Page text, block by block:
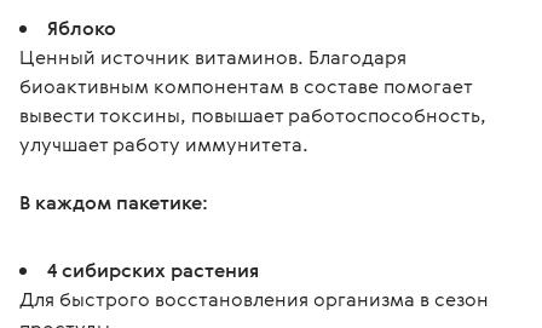
Яблоко
Ценный источник витаминов. Благодаря
биоактивным компонентам в составе помогает
вывести токсины, повышает работоспособность,
улучшает работу иммунитета.
В каждом пакетике:
4 сибирских растения
Для быстрого восстановления организма в сезон